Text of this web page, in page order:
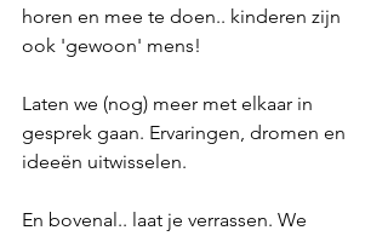
horen en mee te doen.. kinderen zijn
ook 'gewoon' mens!
Laten we (nog) meer met elkaar in
gesprek gaan. Ervaringen, dromen en
ideeën uitwisselen.
En bovenal.. laat je verrassen. We